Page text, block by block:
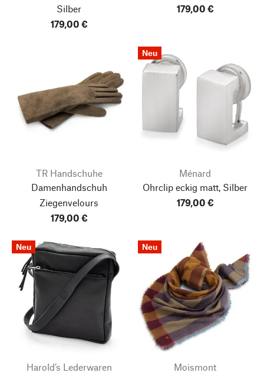
Silber
179,00 €
179,00 €
TR Handschuhe
Damenhandschuh
Ziegenvelours
179,00 €
Neu
Ménard
Ohrclip eckig matt, Silber
179,00 €
Neu
Harold’s Lederwaren
Neu
Moismont